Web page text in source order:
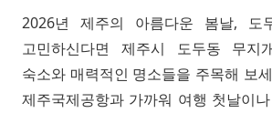
2026년 제주의 아름다운 봄날, 도
고민하신다면 제주시 도두동 무지
숙소와 매력적인 명소들을 주목해 보
제주국제공항과 가까워 여행 첫날이